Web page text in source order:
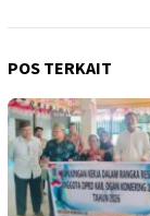
POS TERKAIT